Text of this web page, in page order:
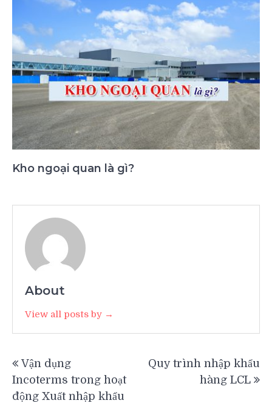
Kho ngoại quan là gì?
About
View all posts by →
hướng
bài
Vận dụng
Incoterms trong hoạt
động Xuất nhập khẩu
Quy trình nhập khẩu
hàng LCL